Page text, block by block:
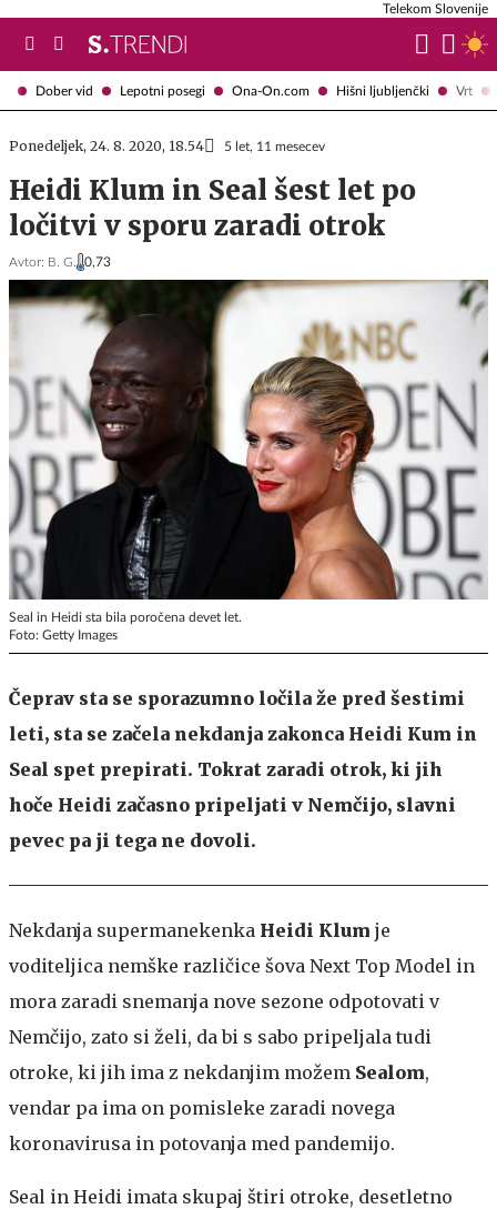
Dober vid Lepotni posegi Ona-On.com Hišni ljubljenčki Vrt
Telekom Slovenije
Ponedeljek, 24. 8. 2020, 18.54 5 let, 11 mesecev
Heidi Klum in Seal šest let po
ločitvi v sporu zaradi otrok
Avtor: B. G. 0,73
Seal in Heidi sta bila poročena devet let.
Foto: Getty Images
Čeprav sta se sporazumno ločila že pred šestimi
leti, sta se začela nekdanja zakonca Heidi Kum in
Seal spet prepirati. Tokrat zaradi otrok, ki jih
hoče Heidi začasno pripeljati v Nemčijo, slavni
pevec pa ji tega ne dovoli.
Nekdanja supermanekenka Heidi Klum je
voditeljica nemške različice šova Next Top Model in
mora zaradi snemanja nove sezone odpotovati v
Nemčijo, zato si želi, da bi s sabo pripeljala tudi
otroke, ki jih ima z nekdanjim možem Sealom,
vendar pa ima on pomisleke zaradi novega
koronavirusa in potovanja med pandemijo.
Seal in Heidi imata skupaj štiri otroke, desetletno